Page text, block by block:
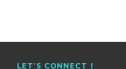
LET’S CONNECT !